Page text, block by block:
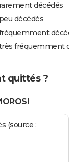
décédés
décédés
fréquemment
quittés ?
(source :